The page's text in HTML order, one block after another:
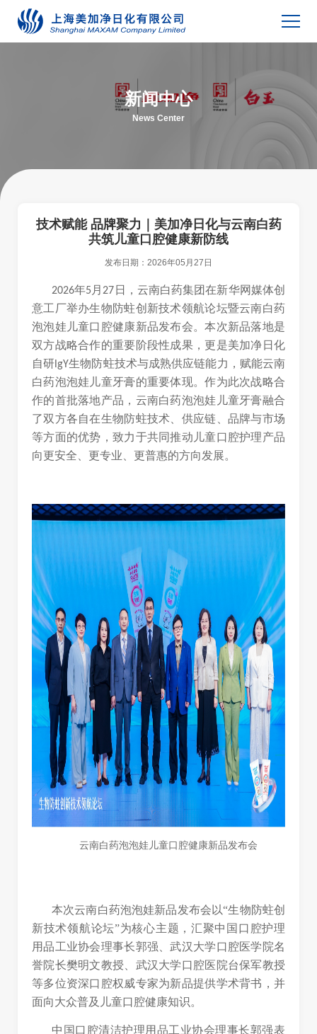
新闻中心
News Center
技术赋能 品牌聚力｜美加净日化与云南白药
共筑儿童口腔健康新防线
发布日期： 2026年05月27日
2026年5 月 27 日，云南白药集团在新华网媒体创
意工厂举办生物防蛀创新技术领航论坛暨云南白药
泡泡娃儿童口腔健康新品发布会。本次新品落地是
双方战略合作的重要阶段性成果，更是美加净日化
自研 lgY生物防蛀技术与成熟供应链能力，赋能云南
白药泡泡娃儿童牙膏的重要体现。作为此次战略合
作的首批落地产品，云南白药泡泡娃儿童牙膏融合
了双方各自在生物防蛀技术、供应链、品牌与市场
等方面的优势，致力于共同推动儿童口腔护理产品
向更安全、更专业、更普惠的方向发展。
云南白药泡泡娃儿童口腔健康新品发布会
本次云南白药泡泡娃新品发布会以“生物防蛀创
新技术领航论坛”为核心主题，汇聚中国口腔护理
用品工业协会理事长郭强、武汉大学口腔医学院名
誉院长樊明文教授、武汉大学口腔医院台保军教授
等多位资深口腔权威专家为新品提供学术背书，并
面向大众普及儿童口腔健康知识。
中国口腔清洁护理用品工业协会理事长郭强表